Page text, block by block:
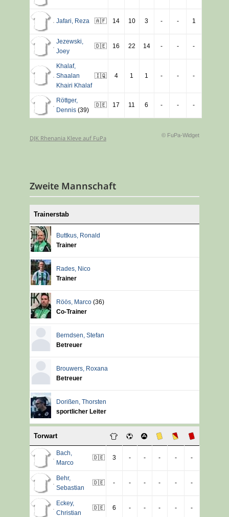
Jafari Reza 🇦🇫 14 10 3 - - 1
Jezewski
Joey
🇩🇪 16 22 14 - - -
Khalaf,
Shaalan
Khairi Khalaf
🇮🇶 4 1 1 - - -
Röttger,
Dennis (39)
🇩🇪 17 11 6 - - -
© FuPa-Widget
DJK Rhenania Kleve auf FuPa
Zweite Mannschaft
Trainerstab
Buttkus, Ronald
Trainer
Rades, Nico
Trainer
Röös, Marco (36)
Co-Trainer
Berndsen Stefan
Betreuer
Brouwers, Roxana
Betreuer
Dorißen Thorsten
sportlicher Leiter
Torwart
Bach
Marco
🇩🇪 3 - - - - -
Behr,
Sebastian
🇩🇪 - - - - - -
Eckey,
Christian
🇩🇪 6 - - - - -